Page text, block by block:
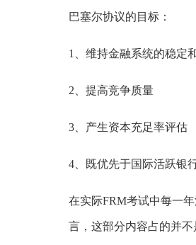
巴塞尔协议的目标：
1、维持金融系统的稳定
2、提高竞争质量
3、产生资本充足率评估
4、既优先于国际活跃银
在实际FRM考试中每一
言，这部分内容占的并